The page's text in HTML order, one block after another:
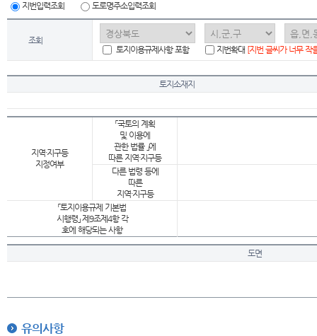
지번입력조회 도로명주소입력조회
조회
토지이용규제사항 포함
지번확대 [지번 글씨가 너무 작
토지소재지
지역·지구등
지정여부
「국토의 계획
및 이용에
관한 법률 」에
따른 지역·지구등
다른 법령 등에
따른
지역·지구등
「토지이용규제 기본법
시행령」 제9조제4항 각
호에 해당되는 사항
도면
유의사항